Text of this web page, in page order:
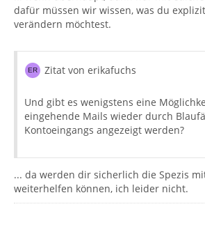
dafür müssen wir wissen, was du
verändern möchtest.
Zitat von erikafuchs
Und gibt es wenigstens eine
eingehende Mails wieder durch
Kontoeingangs angezeigt werden?
... da werden dir sicherlich die Spezis
weiterhelfen können, ich leider nicht.